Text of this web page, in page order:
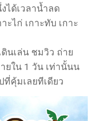
ได้เวลาน้ำลด
ะไก่ เกาะทับ เกาะ
ดินเล่น ชมวิว ถ่าย
ยใน 1 วัน เท่านั้นน
ที่คุ้มเลยทีเดียว